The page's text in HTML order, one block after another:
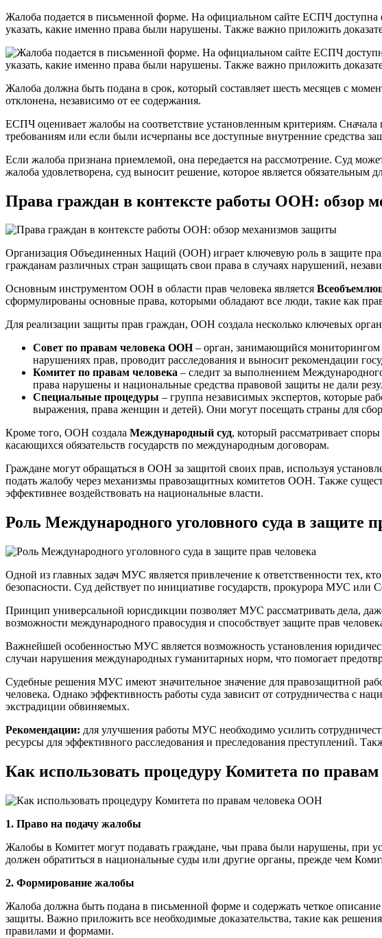
Жалоба подается в письменной форме. На официальном сайте ЕСПЧ доступна
указать, какие именно права были нарушены. Также важно приложить
Жалоба должна быть подана в срок, который составляет шесть месяцев с
отклонена, независимо от ее содержания.
ЕСПЧ оценивает жалобы на соответствие установленным критериям. Сначала
требованиям или если были исчерпаны все доступные внутренние средства
Если жалоба признана приемлемой, она передается на рассмотрение. Суд
жалоба удовлетворена, суд выносит решение, которое является обязательным
Права граждан в контексте работы ООН: обзор
Организация Объединенных Наций (ООН) играет ключевую роль в защите
гражданам различных стран защищать свои права в случаях нарушений,
Основным инструментом ООН в области прав человека является
сформулированы основные права, которыми обладают все люди, такие как
Для реализации защиты прав граждан, ООН создала несколько ключевых
Совет по правам человека ООН– орган, занимающийся мониторингом
нарушениях прав, проводит расследования и выносит рекомендации
Комитет по правам человека – следит за выполнением
права нарушены и национальные средства правовой защиты не дали
Специальные процедуры – группа независимых экспертов, которые
выражения, права женщин и детей). Они могут посещать страны для
Кроме того, ООН создала Международный суд, который рассматривает
касающихся обязательств государств по международным договорам.
Граждане могут обращаться в ООН за защитой своих прав, используя
подать жалобу через механизмы правозащитных комитетов ООН. Также
эффективнее воздействовать на национальные власти.
Роль Международного уголовного суда в защите
Одной из главных задач МУС является привлечение к ответственности тех,
безопасности. Суд действует по инициативе государств, прокурора МУС или
Принцип универсальной юрисдикции позволяет МУС рассматривать дела,
возможности международного правосудия и способствует защите прав
Важнейшей особенностью МУС является возможность установления
случаи нарушения международных гуманитарных норм, что помогает
Судебные решения МУС имеют значительное значение для правозащитной
человека. Однако эффективность работы суда зависит от сотрудничества с
экстрадиции обвиняемых.
Рекомендации: для улучшения работы МУС необходимо усилить
ресурсы для эффективного расследования и преследования преступлений.
Как использовать процедуру Комитета по
1. Право на подачу жалобы
Жалобы в Комитет могут подавать граждане, чьи права были нарушены, при
должен обратиться в национальные суды или другие органы, прежде чем
2. Формирование жалобы
Жалоба должна быть подана в письменной форме и содержать четкое
защиты. Важно приложить все необходимые доказательства, такие как
правилами и формами.